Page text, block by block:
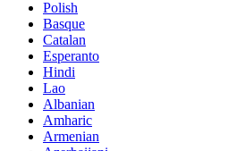
Polish
Basque
Catalan
Esperanto
Hindi
Lao
Albanian
Amharic
Armenian